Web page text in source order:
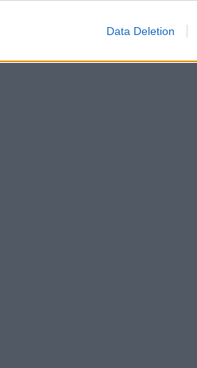
Data Deletion